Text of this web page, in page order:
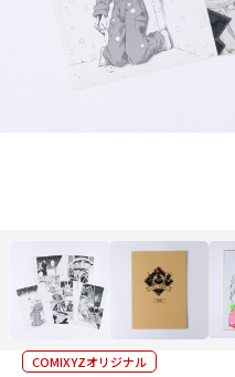
COMIXYZオリジナル